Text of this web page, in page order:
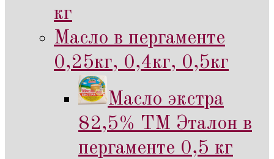
кг
Масло в пергаменте
0,25кг, 0,4кг, 0,5кг
Масло экстра
82,5% ТМ Эталон в
пергаменте 0,5 кг